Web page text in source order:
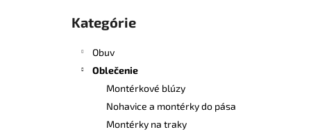
Preskočiť
kategórie
Kategórie
Obuv
Oblečenie
Montérkové blúzy
Nohavice a montérky do pása
Montérky na traky